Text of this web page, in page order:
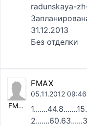
radunskaya-
31.12.2013
Без отделки
FMAX
FMAX
05.11.2012